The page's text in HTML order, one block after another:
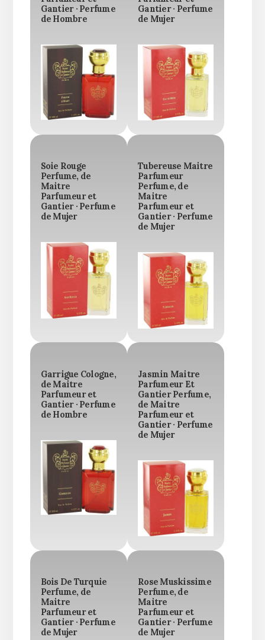
Gantier · Perfume
de Hombre
Gantier · Perfume
de Mujer
Soie Rouge
Perfume, de
Maitre
Parfumeur et
Gantier · Perfume
de Mujer
Tubereuse Maitre
Parfumeur
Perfume, de
Maitre
Parfumeur et
Gantier · Perfume
de Mujer
Garrigue Cologne,
de Maitre
Parfumeur et
Gantier · Perfume
de Hombre
Jasmin Maitre
Parfumeur Et
Gantier Perfume,
de Maitre
Parfumeur et
Gantier · Perfume
de Mujer
Bois De Turquie
Perfume, de
Maitre
Parfumeur et
Gantier · Perfume
de Mujer
Rose Muskissime
Perfume, de
Maitre
Parfumeur et
Gantier · Perfume
de Mujer